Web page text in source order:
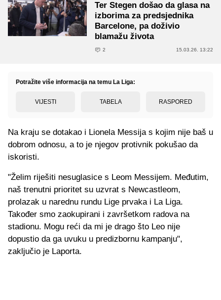
Ter Stegen došao da glasa na
izborima za predsjednika
Barcelone, pa doživio
blamažu života
2 15.03.26. 13:22
Potražite više informacija na temu La Liga:
VIJESTI TABELA RASPORED
Na kraju se dotakao i Lionela Messija s kojim nije baš u
dobrom odnosu, a to je njegov protivnik pokušao da
iskoristi.
"Želim riješiti nesuglasice s Leom Messijem. Međutim,
naš trenutni prioritet su uzvrat s Newcastleom,
prolazak u narednu rundu Lige prvaka i La Liga.
Također smo zaokupirani i završetkom radova na
stadionu. Mogu reći da mi je drago što Leo nije
dopustio da ga uvuku u predizbornu kampanju",
zaključio je Laporta.